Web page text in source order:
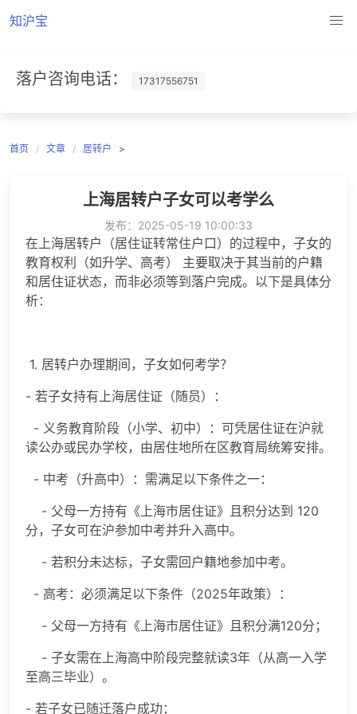
知沪宝
落户咨询电话： 17317556751
首页 文章 居转户 >
上海居转户子女可以考学么
发布： 2025-05-19 10:00:33
在上海居转户（居住证转常住户口）的过程中，子女的
教育权利（如升学、高考） 主要取决于其当前的户籍
和居住证状态，而非必须等到落户完成。以下是具体分
析：
1. 居转户办理期间，子女如何考学？
- 若子女持有上海居住证（随员）：
- 义务教育阶段（小学、初中）：可凭居住证在沪就
读公办或民办学校，由居住地所在区教育局统筹安排。
- 中考（升高中）：需满足以下条件之一：
- 父母一方持有《上海市居住证》且积分达到 120
分，子女可在沪参加中考并升入高中。
- 若积分未达标，子女需回户籍地参加中考。
- 高考：必须满足以下条件（2025年政策）：
- 父母一方持有《上海市居住证》且积分满120分；
- 子女需在上海高中阶段完整就读3年（从高一入学
至高三毕业）。
- 若子女已随迁落户成功：